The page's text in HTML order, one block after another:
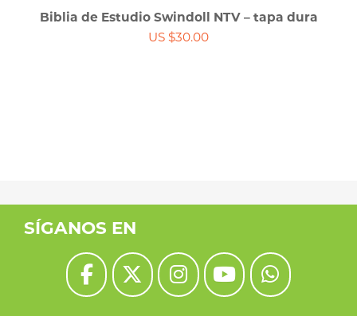
Biblia de Estudio Swindoll NTV – tapa dura
US $30.00
SÍGANOS EN